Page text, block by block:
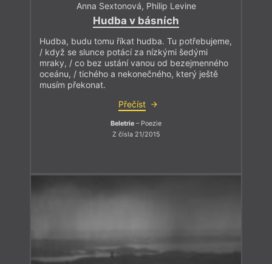
Anna Sextonová, Philip Levine
Hudba v básních
Hudba, budu tomu říkat hudba. Tu potřebujeme,
/ když se slunce potácí za nízkými šedými
mraky, / co bez ustání vanou od bezejmenného
oceánu, / tichého a nekonečného, který ještě
musím překonat.
Přečíst
Beletrie – Poezie
Z čísla 21/2015